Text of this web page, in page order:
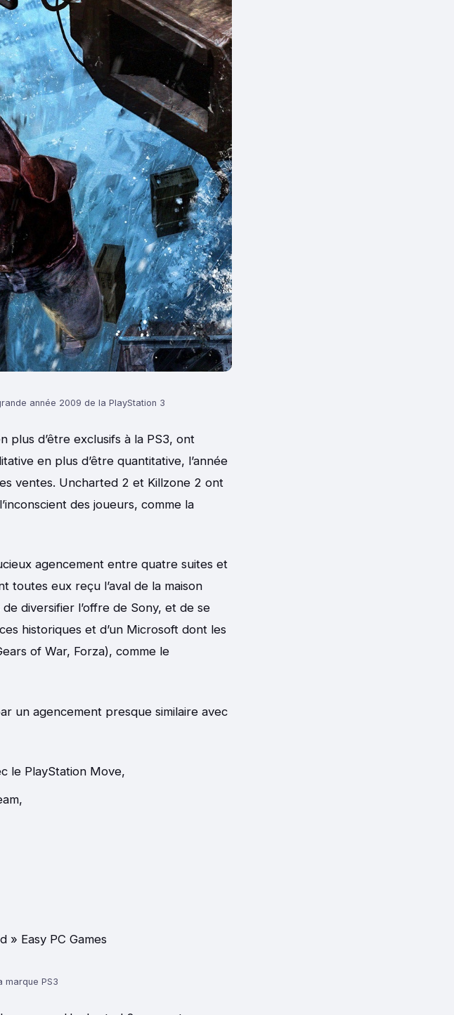
année 2009 de la PlayStation 3
plus d’être exclusifs à la PS3, ont
en plus d’être quantitative, l’année
ventes. Uncharted 2 et Killzone 2 ont
des joueurs, comme la
agencement entre quatre suites et
toutes eux reçu l’aval de la maison
diversifier l’offre de Sony, et de se
historiques et d’un Microsoft dont les
of War, Forza), comme le
un agencement presque similaire avec
le PlayStation Move,
marque PS3